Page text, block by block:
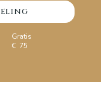
Gratis
€ 75